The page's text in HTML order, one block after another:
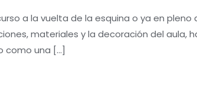
a la vuelta de la esquina o ya en
materiales y la decoración del aula,
como una […]